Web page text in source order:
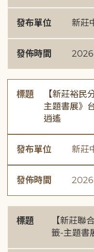
發布單位 新莊
發佈時間
標題
【新莊裕民
主題書展》
逍遙
發布單位 新莊
發佈時間
標題
【新莊聯
籤-主題書